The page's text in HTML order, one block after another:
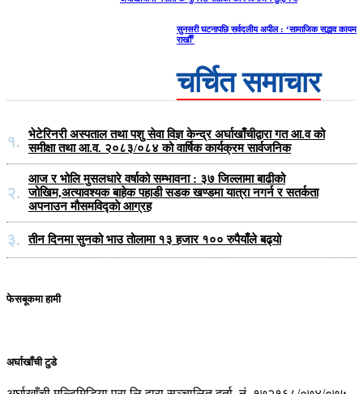
सुनसरी घटनापछि सर्वदलीय अपील : ‘सामाजिक सद्भाव कायम
राखौँ’
चर्चित समाचार
१.
भेटेरिनरी अस्पताल तथा पशु सेवा विज्ञ केन्द्र अर्घाखाँचीद्वारा गत आ.व को
समीक्षा तथा आ.व. २०८३/०८४ को वार्षिक कार्यक्रम सार्वजनिक
२.
आज र भोलि मुसलधारे वर्षाको सम्भावना : ३७ जिल्लामा बाढीको
जोखिम,अत्यावश्यक बाहेक पहाडी सडक खण्डमा यात्रा नगर्न र सतर्कता
अपनाउन मौसमविद्काे आग्रह
३. तीन दिनमा सुनको भाउ तोलामा १३ हजार १०० रुपैयाँले बढ्यो
फेसबूकमा हामी
अर्घाखाँची टुडे